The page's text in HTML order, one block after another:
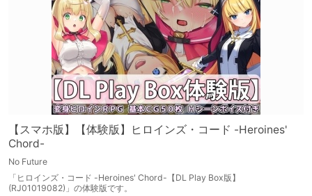
【スマホ版】【体験版】ヒロインズ・コード -Heroines'
Chord-
No Future
「ヒロインズ・コード -Heroines' Chord-【DL Play Box版】
(RJ01019082)」の体験版です。